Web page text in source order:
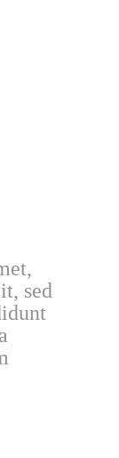
sed